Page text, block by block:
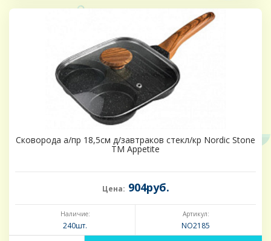
Сковорода а/пр 18,5см д/завтраков стекл/кр Nordic Stone
ТМ Appetite
Цена: 904руб.
Наличие:
240шт.
Артикул:
NO2185